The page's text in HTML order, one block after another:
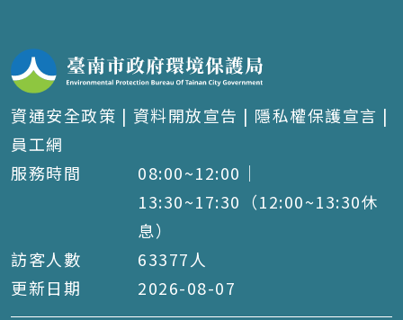
資通安全政策 | 資料開放宣告 | 隱私權保護宣言 |
員工網
服務時間
08:00~12:00｜
13:30~17:30（12:00~13:30休
息）
訪客人數
63377 人
更新日期
2026-08-07